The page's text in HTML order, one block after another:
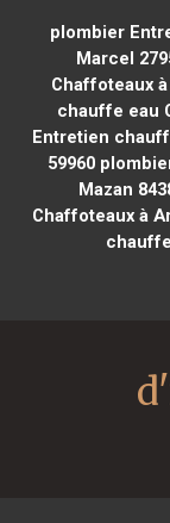
plombier
Marcel
Chaffoteaux
chauffe eau
Entretien
59960
Mazan
Chaffoteaux à